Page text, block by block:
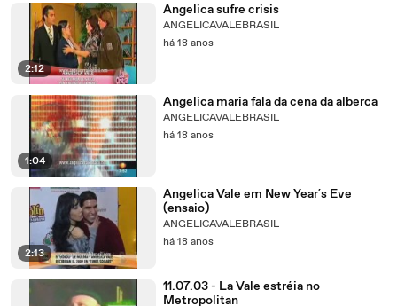
2:12
Angelica sufre crisis
ANGELICAVALEBRASIL
há 18 anos
1:04
Angelica maria fala da cena da alberca
ANGELICAVALEBRASIL
há 18 anos
2:13
Angelica Vale em New Year´s Eve
(ensaio)
ANGELICAVALEBRASIL
há 18 anos
11.07.03 - La Vale estréia no
Metropolitan